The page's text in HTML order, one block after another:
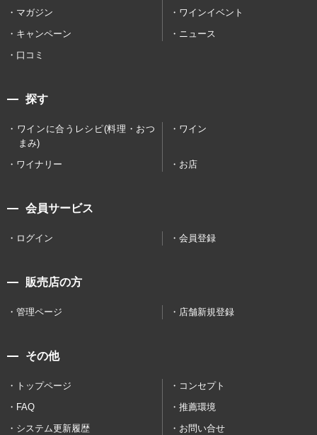
マガジン
ワインイベント
キャンペーン
ニュース
口コミ
探す
ワインに合うレシピ(料理・おつ
まみ)
ワイン
ワイナリー お店
会員サービス
ログイン 会員登録
販売店の方
管理ページ 店舗新規登録
その他
トップページ
コンセプト
FAQ
推薦環境
システム更新履歴
お問い合せ